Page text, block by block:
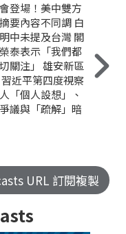
登場！美中雙方
要內容不同調 白
中未提及台灣 閣
泰表示「我們都
關注」 雄安新區
近平第四度視察
「個人設想」、
議與「疏解」暗
URL 訂閱複製